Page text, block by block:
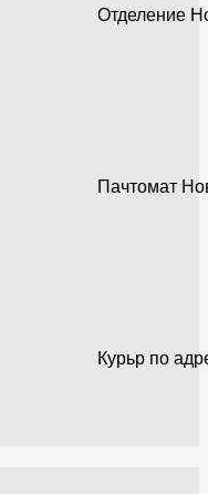
Отделение
Пачтомат
Курьр по